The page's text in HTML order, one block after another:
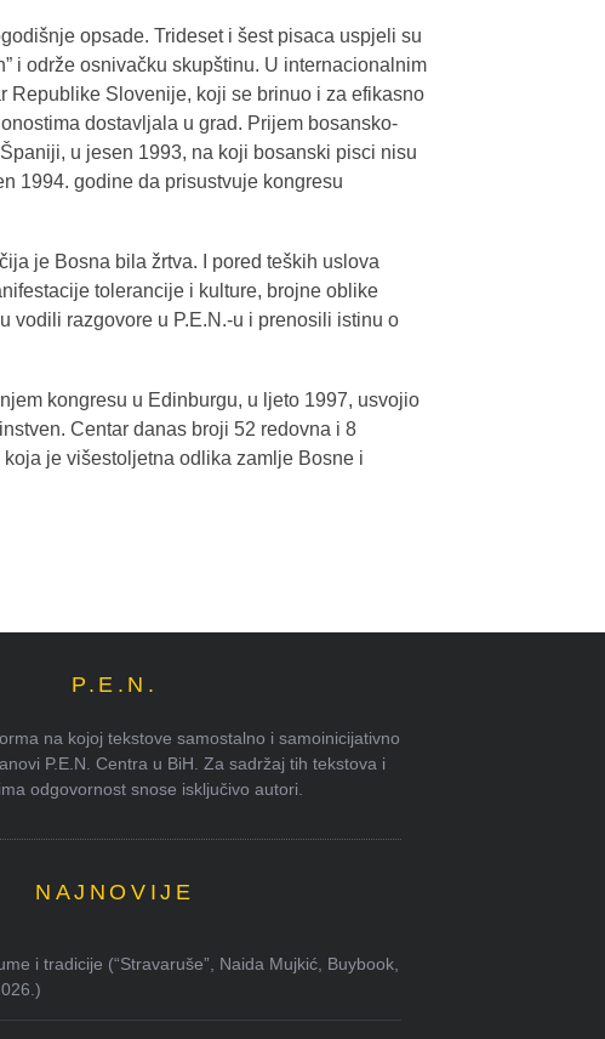
opsade. Trideset i šest pisaca uspjeli su
i održe osnivačku skupštinu. U internacionalnim
Republike Slovenije, koji se brinuo i za efikasno
dostavljala u grad. Prijem bosansko-
u jesen 1993, na koji bosanski pisci nisu
1994. godine da prisustvuje kongresu
je Bosna bila žrtva. I pored teških uslova
tolerancije i kulture, brojne oblike
vodili razgovore u P.E.N.-u i prenosili istinu o
kongresu u Edinburgu, u ljeto 1997, usvojio
Centar danas broji 52 redovna i 8
je višestoljetna odlika zamlje Bosne i
P.E.N.
na kojoj tekstove samostalno i samoinicijativno
P.E.N. Centra u BiH. Za sadržaj tih tekstova i
odgovornost snose isključivo autori.
NAJNOVIJE
i tradicije (“Stravaruše”, Naida Mujkić, Buybook,